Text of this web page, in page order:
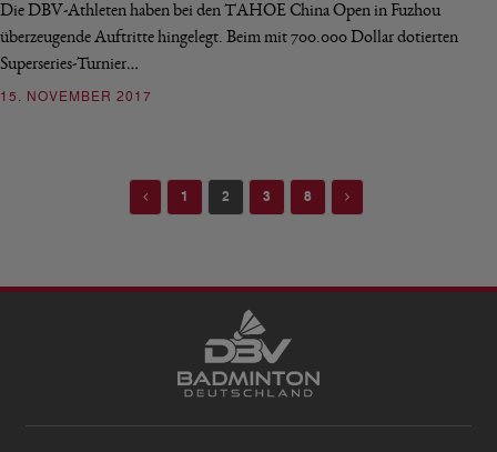
Die DBV-Athleten haben bei den TAHOE China Open in Fuzhou
überzeugende Auftritte hingelegt. Beim mit 700.000 Dollar dotierten
Superseries-Turnier…
15. NOVEMBER 2017
Previous
1 2 3 8 Next